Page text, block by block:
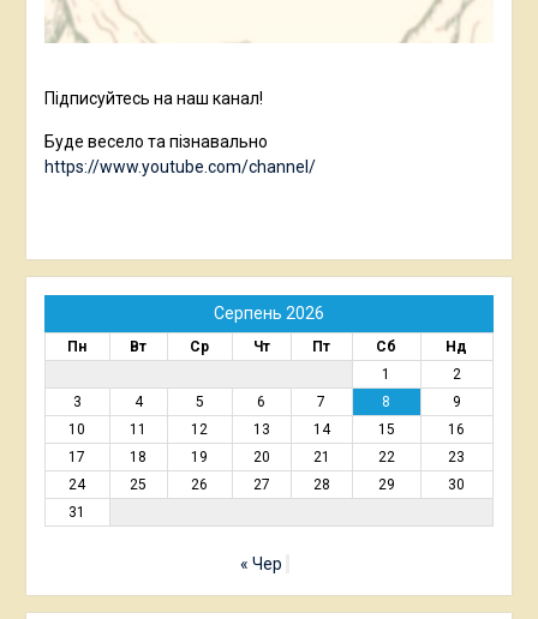
Підписуйтесь на наш канал!
Буде весело та пізнавально
https://www.youtube.com/channel/
Серпень 2026
Пн Вт Ср Чт Пт Сб
Нд
1
2
3
4 5 6 7 8
9
10
11 12 13 14 15
16
17
18 19 20 21 22
23
24
25 26 27 28 29
30
31
« Чер